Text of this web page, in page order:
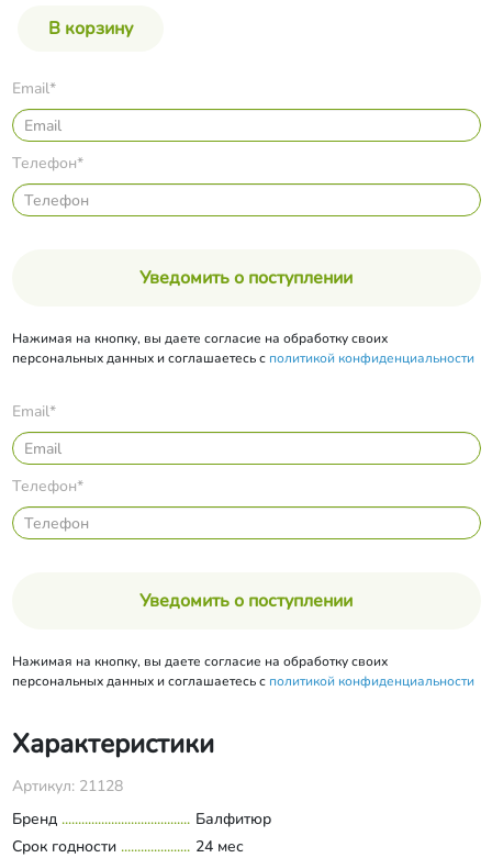
Email*
Телефон*
Уведомить о поступлении
Нажимая на кнопку, вы даете согласие на обработку своих
персональных данных и соглашаетесь с политикой конфиденциальности
Email*
Телефон*
Уведомить о поступлении
Нажимая на кнопку, вы даете согласие на обработку своих
персональных данных и соглашаетесь с политикой конфиденциальности
Характеристики
Артикул: 21128
Бренд
Балфитюр
Срок годности
24 мес